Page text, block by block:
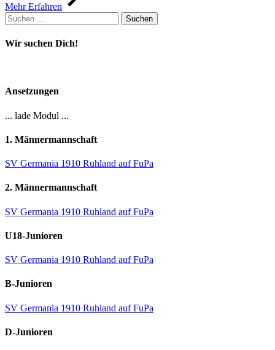
Mehr Erfahren
Suchen
nach:
Wir suchen Dich!
Ansetzungen
... lade Modul ...
1. Männermannschaft
SV Germania 1910 Ruhland auf FuPa
2. Männermannschaft
SV Germania 1910 Ruhland auf FuPa
U18-Junioren
SV Germania 1910 Ruhland auf FuPa
B-Junioren
SV Germania 1910 Ruhland auf FuPa
D-Junioren